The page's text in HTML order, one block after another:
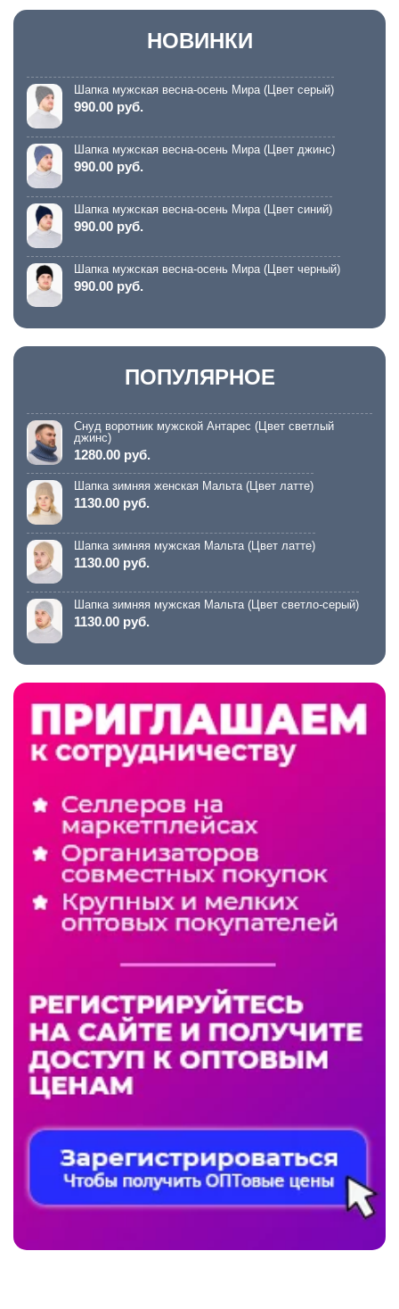
НОВИНКИ
Шапка мужская весна-осень Мира (Цвет серый)
990.00 руб.
Шапка мужская весна-осень Мира (Цвет джинс)
990.00 руб.
Шапка мужская весна-осень Мира (Цвет синий)
990.00 руб.
Шапка мужская весна-осень Мира (Цвет черный)
990.00 руб.
ПОПУЛЯРНОЕ
Снуд воротник мужской Антарес (Цвет светлый
джинс)
1280.00 руб.
Шапка зимняя женская Мальта (Цвет латте)
1130.00 руб.
Шапка зимняя мужская Мальта (Цвет латте)
1130.00 руб.
Шапка зимняя мужская Мальта (Цвет светло-серый)
1130.00 руб.